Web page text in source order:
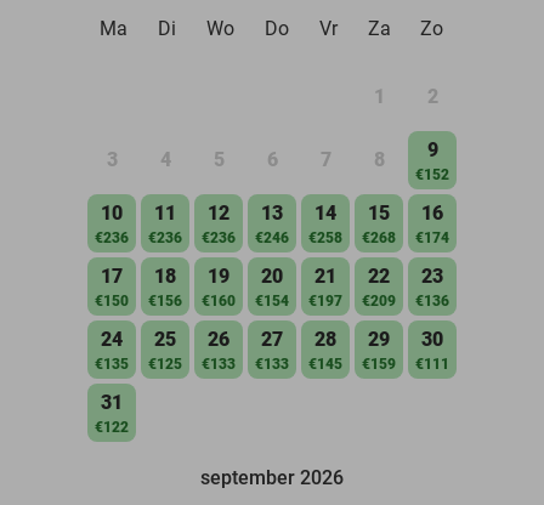
Ma
Di Wo Do Vr Za Zo
1 2
3 4 5 6 7 8 9
€152
10
€236
11
€236
12
€236
13
€246
14
€258
15
€268
16
€174
17
€150
18
€156
19
€160
20
€154
21
€197
22
€209
23
€136
24
€135
25
€125
26
€133
27
€133
28
€145
29
€159
30
€111
31
€122
september 2026